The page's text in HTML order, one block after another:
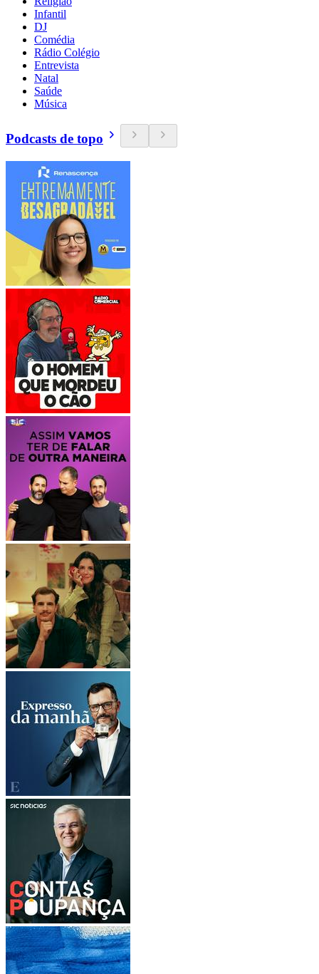
Infantil
DJ
Comédia
Rádio Colégio
Entrevista
Natal
Saúde
Música
Podcasts de topo